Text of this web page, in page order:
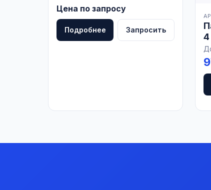
Цена по запросу
Подробнее Запросить
4